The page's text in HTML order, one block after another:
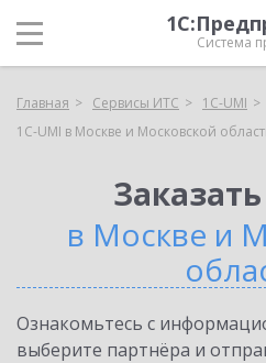
Система
Главная Сервисы ИТС
1C-UMI
1C-UMI в Москве и Московской
в Москве и
Ознакомьтесь с
выберите партнёра и